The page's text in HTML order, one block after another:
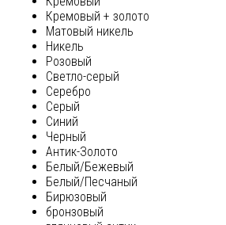
Кремовый + золото
Матовый никель
Никель
Розовый
Светло-серый
Серебро
Серый
Синий
Черный
Антик-Золото
Белый/Бежевый
Белый/Песчаный
Бирюзовый
бронзовый